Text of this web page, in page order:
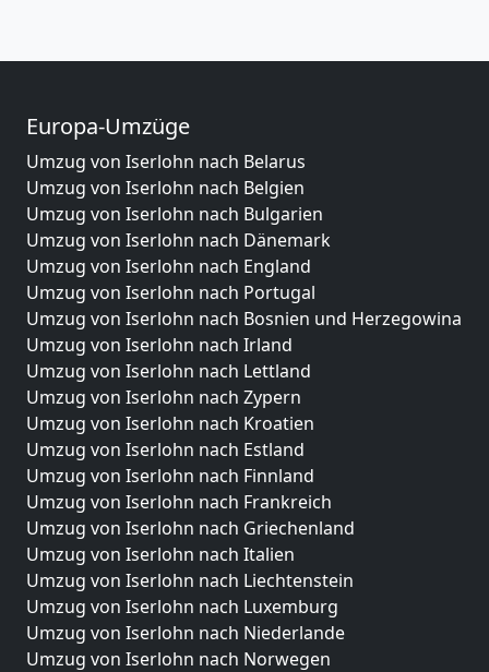
Europa-Umzüge
Umzug von Iserlohn nach Belarus
Umzug von Iserlohn nach Belgien
Umzug von Iserlohn nach Bulgarien
Umzug von Iserlohn nach Dänemark
Umzug von Iserlohn nach England
Umzug von Iserlohn nach Portugal
Umzug von Iserlohn nach Bosnien und Herzegowina
Umzug von Iserlohn nach Irland
Umzug von Iserlohn nach Lettland
Umzug von Iserlohn nach Zypern
Umzug von Iserlohn nach Kroatien
Umzug von Iserlohn nach Estland
Umzug von Iserlohn nach Finnland
Umzug von Iserlohn nach Frankreich
Umzug von Iserlohn nach Griechenland
Umzug von Iserlohn nach Italien
Umzug von Iserlohn nach Liechtenstein
Umzug von Iserlohn nach Luxemburg
Umzug von Iserlohn nach Niederlande
Umzug von Iserlohn nach Norwegen